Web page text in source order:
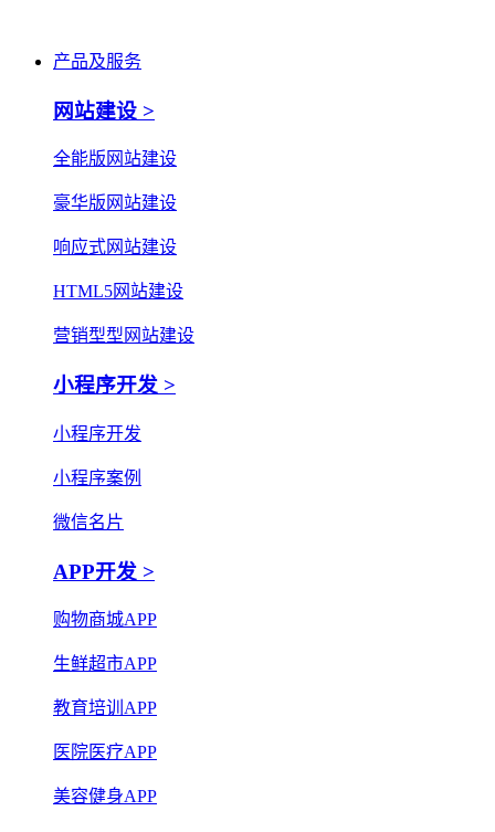
产品及服务
网站建设 >
全能版网站建设
豪华版网站建设
响应式网站建设
HTML5网站建设
营销型型网站建设
小程序开发 >
小程序开发
小程序案例
微信名片
APP开发 >
购物商城APP
生鲜超市APP
教育培训APP
医院医疗APP
美容健身APP